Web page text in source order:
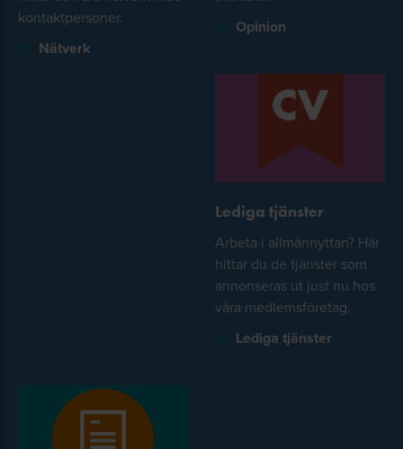
kontaktpersoner.
Nätverk
Opinion
Lediga tjänster
Arbeta i allmännyttan? Här
hittar du de tjänster som
annonseras ut just nu hos
våra medlemsföretag.
Lediga tjänster